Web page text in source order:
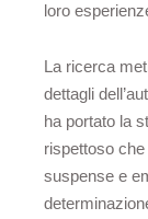
loro
La ricerca
dettagli
ha portato la
rispettoso
suspense e